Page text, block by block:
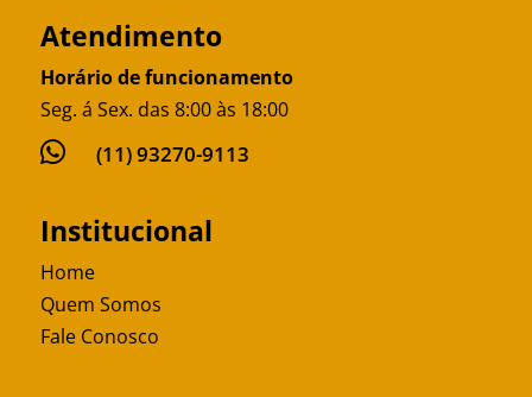
Atendimento
Horário de funcionamento
Seg. á Sex. das 8:00 às 18:00
 (11) 93270-9113
Institucional
Home
Quem Somos
Fale Conosco